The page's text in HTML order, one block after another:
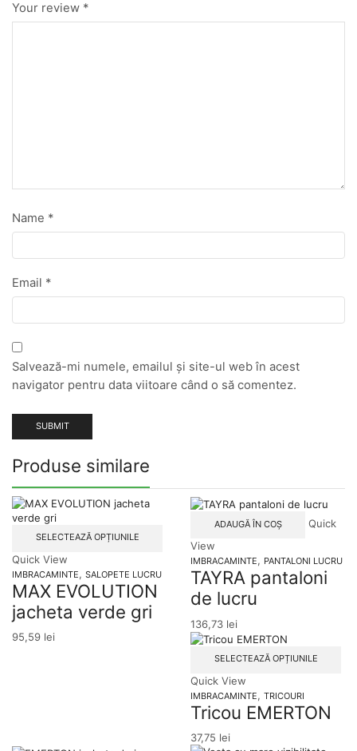
Your review *
Name *
Email *
Salvează-mi numele, emailul și site-ul web în acest
navigator pentru data viitoare când o să comentez.
Produse similare
SELECTEAZĂ OPȚIUNILE
produs
variații.
Opțiunile
pagina
produsului.
Quick View
IMBRACAMINTE, SALOPETE LUCRU
MAX EVOLUTION
jacheta verde gri
95,59 lei
ADAUGĂ ÎN COȘ
Quick
View
IMBRACAMINTE, PANTALONI LUCRU
TAYRA pantaloni
de lucru
136,73 lei
SELECTEAZĂ OPȚIUNILE
Quick View
IMBRACAMINTE, TRICOURI
Tricou EMERTON
37,75 lei